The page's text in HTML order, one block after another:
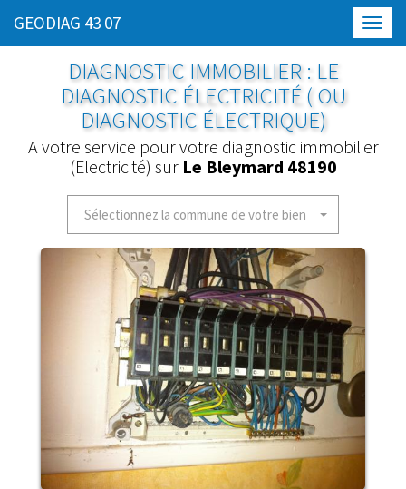
GEODIAG 43 07
DIAGNOSTIC IMMOBILIER : LE
DIAGNOSTIC ÉLECTRICITÉ ( OU
DIAGNOSTIC ÉLECTRIQUE)
A votre service pour votre diagnostic immobilier
(Electricité) sur Le Bleymard 48190
Sélectionnez la commune de votre bien